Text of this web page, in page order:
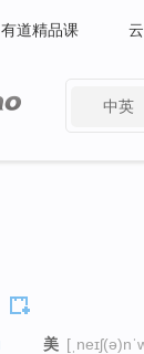
有道精品课
中英
美